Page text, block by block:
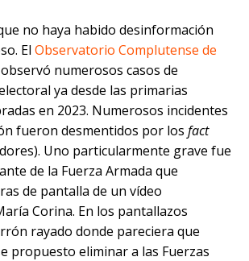
no haya habido desinformación
El Observatorio Complutense de
observó numerosos casos de
ya desde las primarias
en 2023. Numerosos incidentes
fueron desmentidos por los fact
Uno particularmente grave fue
de la Fuerza Armada que
de pantalla de un vídeo
Corina. En los pantallazos
rayado donde pareciera que
propuesto eliminar a las Fuerzas